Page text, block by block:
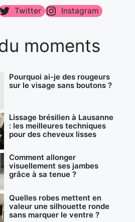
Twitter Instagram
moments
Pourquoi ai-je des rougeurs
sur le visage sans boutons ?
Lissage brésilien à Lausanne
: les meilleures techniques
pour des cheveux lisses
Comment allonger
visuellement ses jambes
grâce à sa tenue ?
Quelles robes mettent en
valeur une silhouette ronde
sans marquer le ventre ?